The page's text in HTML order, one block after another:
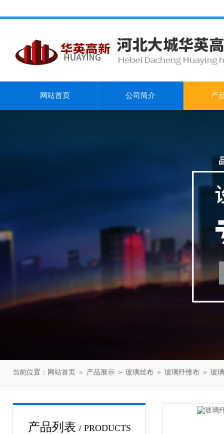
网站首页 公司简介 产
当前位置： 网站首页 ＞ 产品展示 ＞ 玻璃丝布 ＞ 玻璃纤维布 ＞ 玻
产品列表 / PRODUCTS